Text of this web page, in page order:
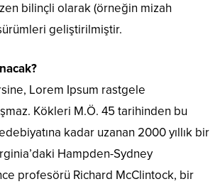
bilinçli olarak (örneğin mizah
geliştirilmiştir.
Lorem Ipsum rastgele
Kökleri M.Ö. 45 tarihinden bu
kadar uzanan 2000 yıllık bir
Hampden-Sydney
profesörü Richard McClintock, bir